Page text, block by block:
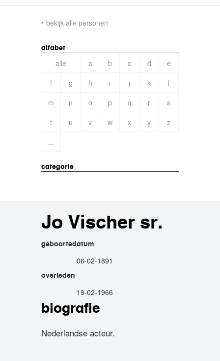
bekijk alle personen
alfabet
alle a b c d
e
f
g h i j k
l
m
n o p q r
s
t
u v w x y
z
...
categorie
Jo Vischer sr.
geboortedatum
06-02-1891
overleden
19-02-1966
biografie
Nederlandse acteur.